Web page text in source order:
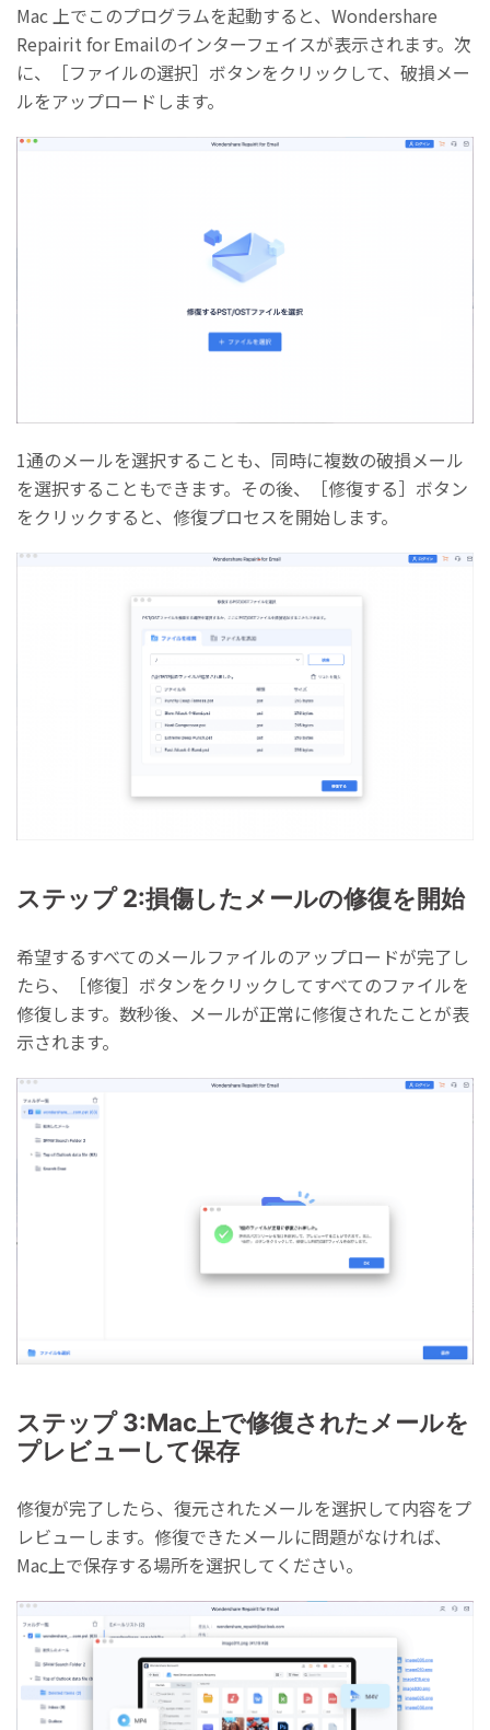
Mac 上でこのプログラムを起動すると、Wondershare
Repairit for Emailのインターフェイスが表示されます。次
に、［ファイルの選択］ボタンをクリックして、破損メー
ルをアップロードします。
1通のメールを選択することも、同時に複数の破損メール
を選択することもできます。その後、［修復する］ボタン
をクリックすると、修復プロセスを開始します。
ステップ 2:損傷したメールの修復を開始
希望するすべてのメールファイルのアップロードが完了し
たら、［修復］ボタンをクリックしてすべてのファイルを
修復します。数秒後、メールが正常に修復されたことが表
示されます。
ステップ 3:Mac上で修復されたメールを
プレビューして保存
修復が完了したら、復元されたメールを選択して内容をプ
レビューします。修復できたメールに問題がなければ、
Mac上で保存する場所を選択してください。